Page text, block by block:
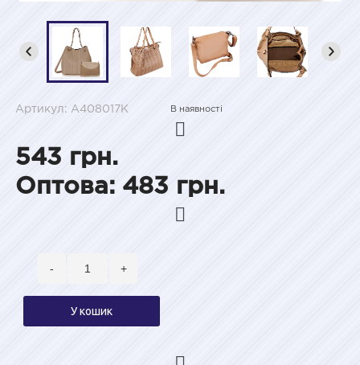
Артикул: A408017K В наявності
543 грн.
Оптова: 483 грн.
- +
У кошик